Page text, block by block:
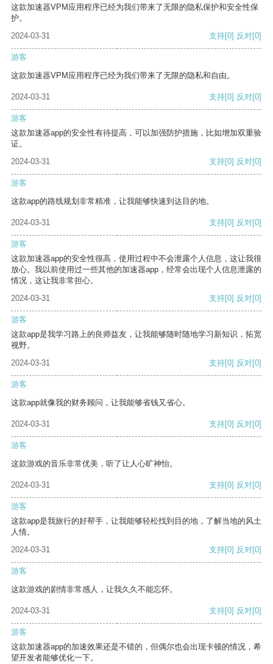
这款加速器VPM应用程序已经为我们带来了无限的隐私保护和安全性保
护。
2024-03-31
支持[0] 反对[0]
游客
这款加速器VPM应用程序已经为我们带来了无限的隐私和自由。
2024-03-31 支持[0] 反对[0]
游客
这款加速器app的安全性有待提高，可以加强防护措施，比如增加双重验
证。
2024-03-31
支持[0] 反对[0]
游客
这款app的路线规划非常精准，让我能够快速到达目的地。
2024-03-31 支持[0] 反对[0]
游客
这款加速器app的安全性很高，使用过程中不会泄露个人信息，这让我很
放心。我以前使用过一些其他的加速器app，经常会出现个人信息泄露的
情况，这让我非常担心。
2024-03-31
支持[0] 反对[0]
游客
这款app是我学习路上的良师益友，让我能够随时随地学习新知识，拓宽
视野。
2024-03-31
支持[0] 反对[0]
游客
这款app就像我的财务顾问，让我能够省钱又省心。
2024-03-31 支持[0] 反对[0]
游客
这款游戏的音乐非常优美，听了让人心旷神怡。
2024-03-31 支持[0] 反对[0]
游客
这款app是我旅行的好帮手，让我能够轻松找到目的地，了解当地的风土
人情。
2024-03-31
支持[0] 反对[0]
游客
这款游戏的剧情非常感人，让我久久不能忘怀。
2024-03-31 支持[0] 反对[0]
游客
这款加速器app的加速效果还是不错的，但偶尔也会出现卡顿的情况，希
望开发者能够优化一下。